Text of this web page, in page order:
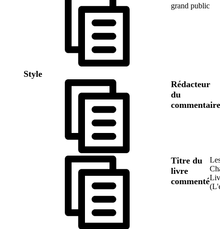
Style
grand public
Rédacteur
du
commentaire
Titre du
livre
commenté